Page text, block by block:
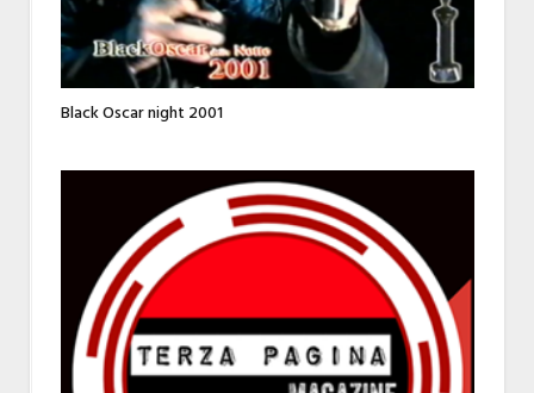
Black Oscar night 2001